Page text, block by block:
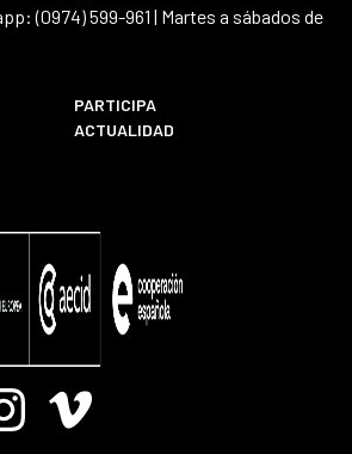
(0974) 599-961 | Martes a sábados de
PARTICIPA
ACTUALIDAD
Vimeo